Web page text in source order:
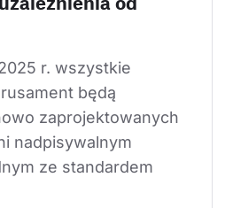
r. wszystkie
będą
zaprojektowanych
nadpisywalnym
ze standardem